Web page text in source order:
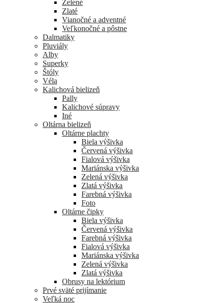
Zelené
Zlaté
Vianočné a adventné
Veľkonočné a pôstne
Dalmatiky
Pluviály
Alby
Superky
Štóly
Véla
Kalichová bielizeň
Pally
Kalichové súpravy
Iné
Oltárna bielizeň
Oltárne plachty
Biela výšivka
Červená výšivka
Fialová výšivka
Mariánska výšivka
Zelená výšivka
Zlatá výšivka
Farebná výšivka
Foto
Oltárne čipky
Biela výšivka
Červená výšivka
Farebná výšivka
Fialová výšivka
Mariánska výšivka
Zelená výšivka
Zlatá výšivka
Obrusy na lektórium
Prvé sväté prijímanie
Veľká noc